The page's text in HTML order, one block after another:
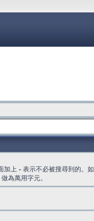
加上 - 表示不必被搜尋到的。
做為萬用字元。